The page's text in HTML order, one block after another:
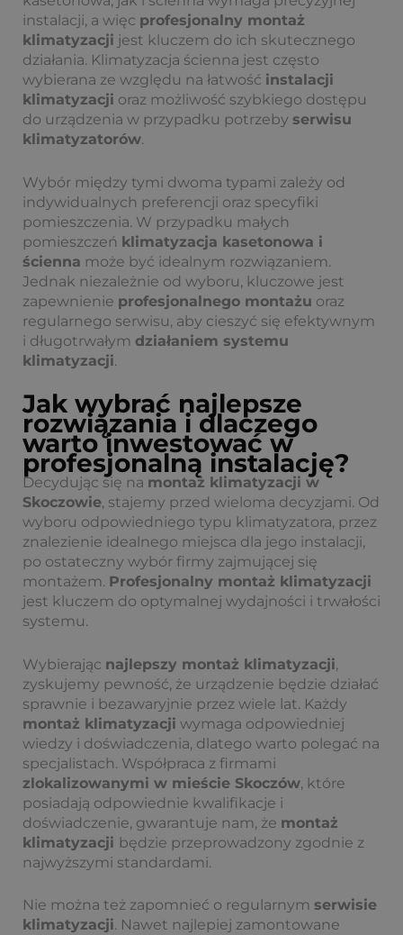
instalacji, a więc profesjonalny montaż
klimatyzacji jest kluczem do ich skutecznego
działania. Klimatyzacja ścienna jest często
wybierana ze względu na łatwość instalacji
klimatyzacji oraz możliwość szybkiego dostępu
do urządzenia w przypadku potrzeby serwisu
klimatyzatorów.
Wybór między tymi dwoma typami zależy od
indywidualnych preferencji oraz specyfiki
pomieszczenia. W przypadku małych
pomieszczeń klimatyzacja kasetonowa i
ścienna może być idealnym rozwiązaniem.
Jednak niezależnie od wyboru, kluczowe jest
zapewnienie profesjonalnego montażu oraz
regularnego serwisu, aby cieszyć się efektywnym
i długotrwałym działaniem systemu
klimatyzacji.
Jak wybrać najlepsze
rozwiązania i dlaczego
warto inwestować w
profesjonalną instalację?
Decydując się na montaż klimatyzacji w
Skoczowie, stajemy przed wieloma decyzjami. Od
wyboru odpowiedniego typu klimatyzatora, przez
znalezienie idealnego miejsca dla jego instalacji,
po ostateczny wybór firmy zajmującej się
montażem. Profesjonalny montaż klimatyzacji
jest kluczem do optymalnej wydajności i trwałości
systemu.
Wybierając najlepszy montaż klimatyzacji,
zyskujemy pewność, że urządzenie będzie działać
sprawnie i bezawaryjnie przez wiele lat. Każdy
montaż klimatyzacji wymaga odpowiedniej
wiedzy i doświadczenia, dlatego warto polegać na
specjalistach. Współpraca z firmami
zlokalizowanymi w mieście Skoczów, które
posiadają odpowiednie kwalifikacje i
doświadczenie, gwarantuje nam, że montaż
klimatyzacji będzie przeprowadzony zgodnie z
najwyższymi standardami.
Nie można też zapomnieć o regularnym serwisie
klimatyzacji. Nawet najlepiej zamontowane